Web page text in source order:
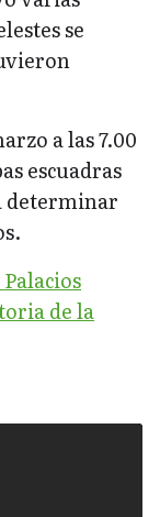
se
a las 7.00
escuadras
determinar
de la